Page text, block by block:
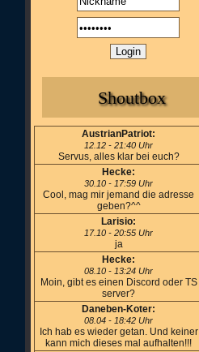
Shoutbox
AustrianPatriot:
12.12 - 21:40 Uhr
Servus, alles klar bei euch?
Hecke:
30.10 - 17:59 Uhr
Cool, mag mir jemand die adresse
geben?^^
Larisio:
17.10 - 20:55 Uhr
ja
Hecke:
08.10 - 13:24 Uhr
Moin, gibt es einen Discord oder TS
server?
Daneben-Koter:
08.04 - 18:42 Uhr
Ich hab es wieder getan. Und keiner
kann mich dieses mal aufhalten!!!